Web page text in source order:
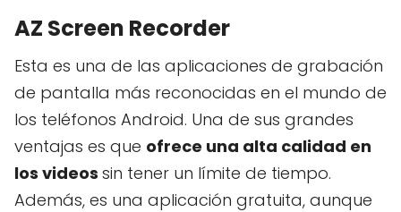
AZ Screen Recorder
Esta es una de las aplicaciones de grabación
de pantalla más reconocidas en el mundo de
los teléfonos Android. Una de sus grandes
ventajas es que ofrece una alta calidad en
los videos sin tener un límite de tiempo.
Además, es una aplicación gratuita, aunque